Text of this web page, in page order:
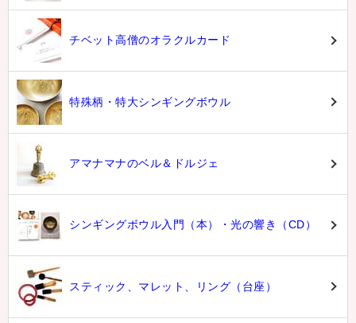
チベット高僧のオラクルカード
特殊柄・特大シンギングボウル
アマナマナのベル＆ドルジェ
シンギングボウル入門（本）・光の響き（CD）
スティック、マレット、リング（台座）